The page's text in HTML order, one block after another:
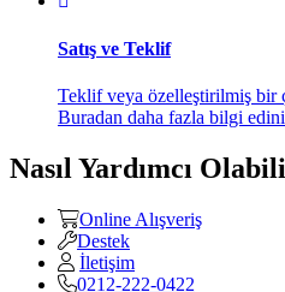
Satış ve Teklif
Teklif veya özelleştirilmiş bir
Buradan daha fazla bilgi
Nasıl Yardımcı
Online Alışveriş
Destek
İletişim
0212-222-0422